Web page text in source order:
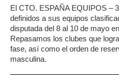
El CTO. ESPAÑA EQUIPOS –
definidos a sus equipos
disputada del 8 al 10 de mayo
Repasamos los clubes que
fase, así como el orden de
masculina.